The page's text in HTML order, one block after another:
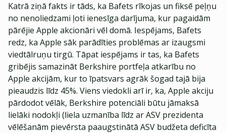
Katrā ziņā fakts ir tāds, ka Bafets rīkojas un fiksē peļņu
no nenoliedzami ļoti ienesīga darījuma, kur pagaidām
pārējie Apple akcionāri vēl domā. Iespējams, Bafets
redz, ka Apple sāk parādīties problēmas ar izaugsmi
viedtālruņu tirgū. Tāpat iespējams ir tas, ka Bafets
gribējis samazināt Berkshire portfeļa atkarību no
Apple akcijām, kur to īpatsvars agrāk šogad tajā bija
pieaudzis līdz 45%. Viens viedokli arī ir, ka, Apple akciju
pārdodot vēlāk, Berkshire potenciāli būtu jāmaksā
lielāki nodokļi (liela uzmanība līdz ar ASV prezidenta
vēlēšanām pievērsta paaugstinātā ASV budžeta deficīta